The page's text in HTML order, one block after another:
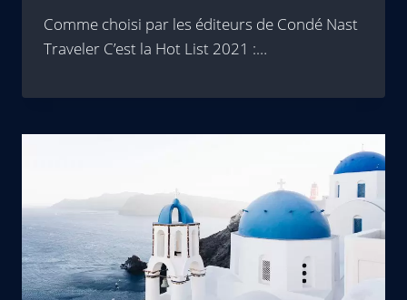
Comme choisi par les éditeurs de Condé Nast
Traveler C’est la Hot List 2021 :…